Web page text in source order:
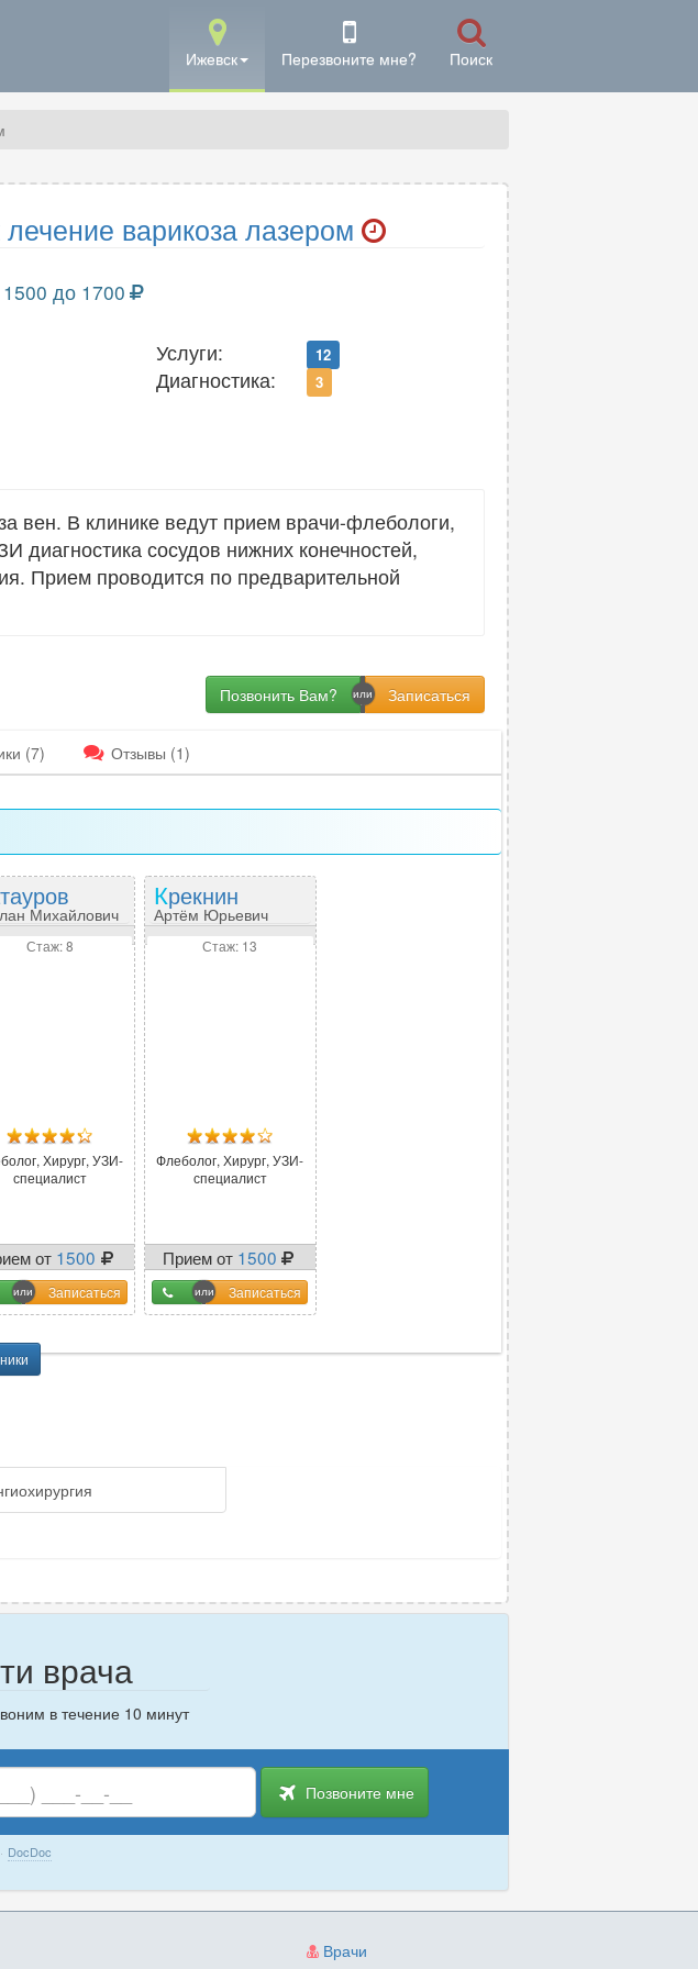
Ижевск Перезвоните мне? Поиск
варикоза лазером
до 1700
Услуги: 12
Диагностика: 3
вен. В клинике ведут прием врачи-флебологи,
диагностика сосудов нижних конечностей,
Прием проводится по предварительной
Позвонить Вам?
(7) Отзывы (1)
Михайлович
Стаж: 8
Хирург, УЗИ-
специалист
от 1500
Записаться
Крекнин
Артём Юрьевич
Стаж: 13
Флеболог, Хирург, УЗИ-
специалист
Прием от 1500
Записаться
врача
в течение 10 минут
номер
телефона
Позвоните мне
· DocDoc
Врачи